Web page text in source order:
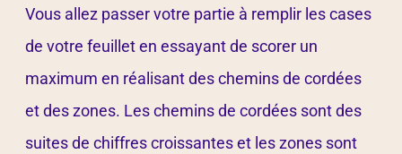
Vous allez passer votre partie à remplir les cases
de votre feuillet en essayant de scorer un
maximum en réalisant des chemins de cordées
et des zones. Les chemins de cordées sont des
suites de chiffres croissantes et les zones sont